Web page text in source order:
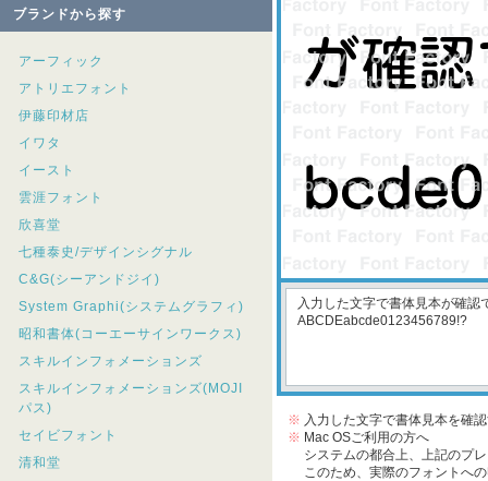
ブランドから探す
アーフィック
アトリエフォント
伊藤印材店
イワタ
イースト
雲涯フォント
欣喜堂
七種泰史/デザインシグナル
C&G(シーアンドジイ)
System Graphi(システムグラフィ)
昭和書体(コーエーサインワークス)
スキルインフォメーションズ
スキルインフォメーションズ(MOJI
パス)
セイビフォント
清和堂
※ 入力した文字で書体見本を確
※ Mac OSご利用の方へ
システムの都合上、上記のプ
このため、実際のフォントへの